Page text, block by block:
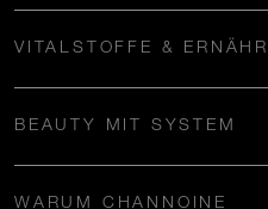
VITALSTOFFE &
BEAUTY MIT SYSTEM
WARUM CHANNOINE